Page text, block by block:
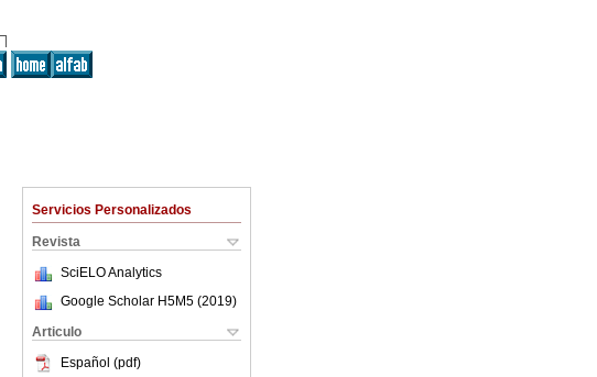
Servicios Personalizados
Revista
SciELO Analytics
Google Scholar H5M5 (2019)
Articulo
Español (pdf)